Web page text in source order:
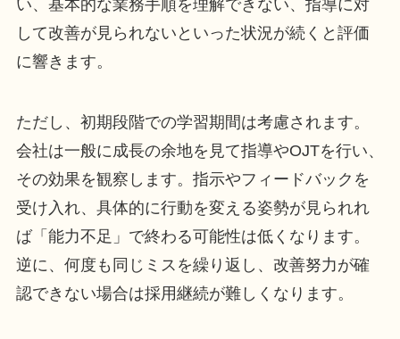
い、基本的な業務手順を理解できない、指導に対
して改善が見られないといった状況が続くと評価
に響きます。
ただし、初期段階での学習期間は考慮されます。
会社は一般に成長の余地を見て指導やOJTを行い、
その効果を観察します。指示やフィードバックを
受け入れ、具体的に行動を変える姿勢が見られれ
ば「能力不足」で終わる可能性は低くなります。
逆に、何度も同じミスを繰り返し、改善努力が確
認できない場合は採用継続が難しくなります。